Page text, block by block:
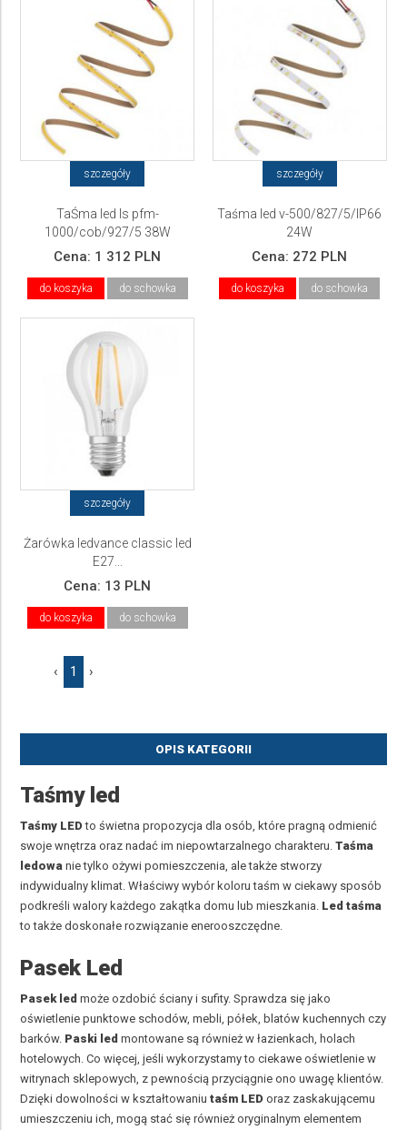
szczegóły
TaŚma led ls pfm-
1000/cob/927/5 38W
Cena: 1 312 PLN
do koszyka do schowka
szczegóły
Taśma led v-500/827/5/IP66
24W
Cena: 272 PLN
do koszyka do schowka
szczegóły
Żarówka ledvance classic led
E27...
Cena: 13 PLN
do koszyka do schowka
‹ 1 ›
OPIS KATEGORII
Taśmy led
Taśmy LEDto świetna propozycja dla osób, które pragną odmienić
swoje wnętrza oraz nadać im niepowtarzalnego charakteru.Taśma
ledowa nie tylko ożywi pomieszczenia, ale także stworzy
indywidualny klimat. Właściwy wybór koloru taśm w ciekawy sposób
podkreśli walory każdego zakątka domu lub mieszkania. Led taśma
to także doskonałe rozwiązanie enerooszczędne.
Pasek Led
Pasek ledmoże ozdobić ściany i sufity. Sprawdza się jako
oświetlenie punktowe schodów, mebli, półek, blatów kuchennych czy
barków. Paski ledmontowane są również w łazienkach, holach
hotelowych. Co więcej, jeśli wykorzystamy to ciekawe oświetlenie w
witrynach sklepowych, z pewnością przyciągnie ono uwagę klientów.
Dzięki dowolności w kształtowaniutaśm LED oraz zaskakującemu
umieszczeniu ich, mogą stać się również oryginalnym elementem